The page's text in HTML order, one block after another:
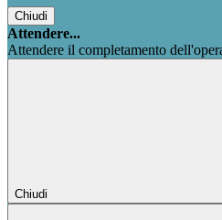
Chiudi
Attendere...
Attendere il completamento
Chiudi